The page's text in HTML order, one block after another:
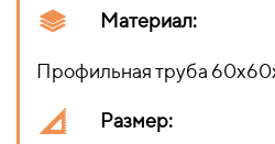
Материал:
Профильная труба
Размер: